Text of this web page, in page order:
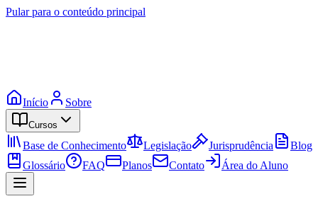
Pular para o conteúdo principal
Início Sobre
Cursos
Base de Conhecimento Legislação Jurisprudência
Blog
Glossário
FAQ Planos Contato Área do Aluno